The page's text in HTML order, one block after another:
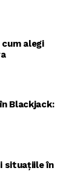
alegi
Blackjack:
situațiile în